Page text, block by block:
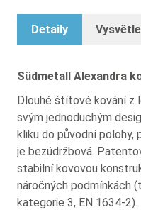
Detaily
Südmetall Alexandra
Dlouhé štítové kování z
svým jednoduchým
kliku do původní polohy,
je bezúdržbová.
stabilní kovovou
náročných podmínkách
kategorie 3, EN 1634-2).